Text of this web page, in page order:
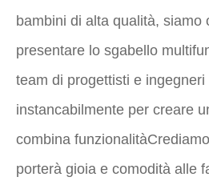
bambini di alta qualità, siamo
presentare lo sgabello
team di progettisti e
instancabilmente per creare
combina
porterà gioia e comodità alle